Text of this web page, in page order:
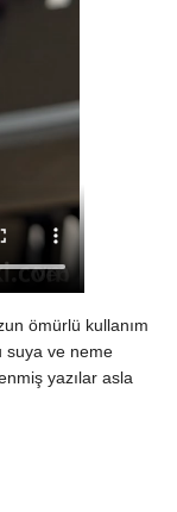
ömürlü kullanım
suya ve neme
yazılar asla